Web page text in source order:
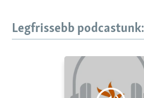
Legfrissebb podcastunk: